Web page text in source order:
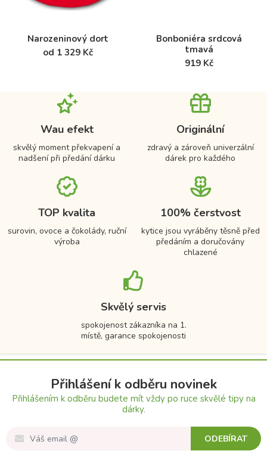
Narozeninový dort
od 1 329 Kč
Bonboniéra srdcová
tmavá
919 Kč
Wau efekt
skvělý moment překvapení a
nadšení při předání dárku
Originální
zdravý a zároveň univerzální
dárek pro každého
TOP kvalita
surovin, ovoce a čokolády, ruční
výroba
100% čerstvost
kytice jsou vyráběny těsně před
předáním a doručovány
chlazené
Skvělý servis
spokojenost zákazníka na 1.
místě, garance spokojenosti
Přihlášení k odběru novinek
Přihlášením k odběru budete mít vždy po ruce skvělé tipy na
dárky.
ODEBÍRAT